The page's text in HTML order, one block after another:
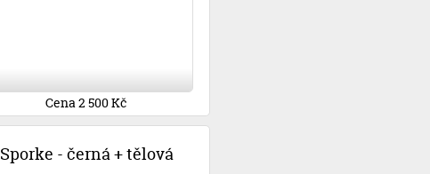
Cena 2 500 Kč
Sporke - černá + tělová